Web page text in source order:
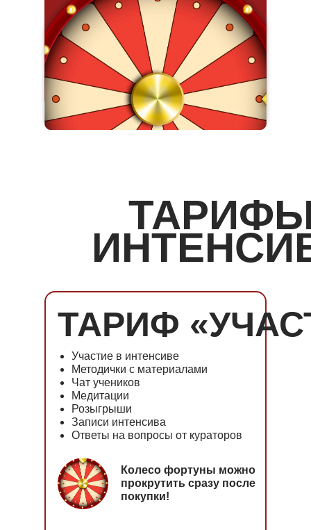
Колесо фортуны можно
прокрутить сразу после
покупки!
Участие в интенсиве
Методички с материалами
Чат учеников
Медитации
Розыгрыши
Записи интенсива
Ответы на вопросы от кураторов
ТАРИФ